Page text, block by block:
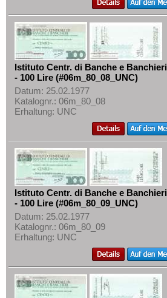
Istituto Centr. di Banche e Banchieri
- 100 Lire (#06m_80_08_UNC)
Datum: 25.02.1977
Katalognr.: 06m_80_08
Erhaltung: UNC
Istituto Centr. di Banche e Banchieri
- 100 Lire (#06m_80_09_UNC)
Datum: 25.02.1977
Katalognr.: 06m_80_09
Erhaltung: UNC